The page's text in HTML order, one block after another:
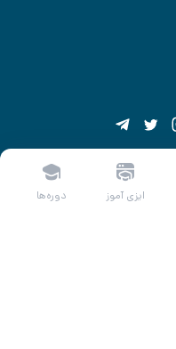
ایزی آموز دوره‌ها